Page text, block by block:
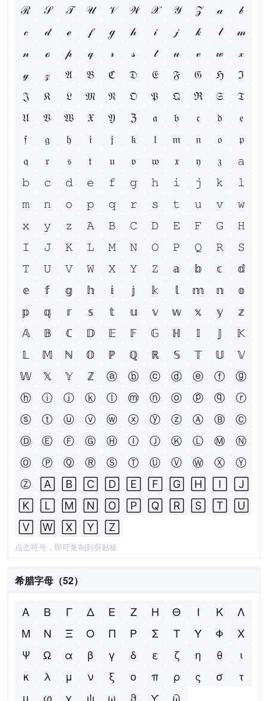
ℛ
𝒮 𝒯 𝒰 𝒱 𝒲 𝒳 𝒴 𝒵 𝒶
𝒷
𝒸
𝒹 ℯ 𝒻 ℊ 𝒽 𝒾 𝒿 𝓀 𝓁
𝓂
𝓃
ℴ 𝓅 𝓆 𝓇 𝓈 𝓉 𝓊 𝓋 𝓌
𝓍
𝓎
𝓏 𝔄 𝔅 ℭ 𝔇 𝔈 𝔉 𝔊 ℌ
ℑ
𝔍
𝔎 𝔏 𝔐 𝔑 𝔒 𝔓 𝔔 ℜ 𝔖
𝔗
𝔘
𝔙 𝔚 𝔛 𝔜 ℨ 𝔞 𝔟 𝔠 𝔡
𝔢
𝔣
𝔤 𝔥 𝔦 𝔧 𝔨 𝔩 𝔪 𝔫 𝔬
𝔭
𝔮
𝔯 𝔰 𝔱 𝔲 𝔳 𝔴 𝔵 𝔶 𝔷
𝚊
𝚋
𝚌 𝚍 𝚎 𝚏 𝚐 𝚑 𝚒 𝚓 𝚔
𝚕
𝚖
𝚗 𝚘 𝚙 𝚚 𝚛 𝚜 𝚝 𝚞 𝚟
𝚠
𝚡
𝚢 𝚣 𝙰 𝙱 𝙲 𝙳 𝙴 𝙵 𝙶
𝙷
𝙸
𝙹 𝙺 𝙻 𝙼 𝙽 𝙾 𝙿 𝚀 𝚁
𝚂
𝚃
𝚄 𝚅 𝚆 𝚇 𝚈 𝚉 𝕒 𝕓 𝕔
𝕕
𝕖
𝕗 𝕘 𝕙 𝕚 𝕛 𝕜 𝕝 𝕞 𝕟
𝕠
𝕡
𝕢 𝕣 𝕤 𝕥 𝕦 𝕧 𝕨 𝕩 𝕪
𝕫
𝔸
𝔹 ℂ 𝔻 𝔼 𝔽 𝔾 ℍ 𝕀 𝕁
𝕂
𝕃
𝕄 ℕ 𝕆 ℙ ℚ ℝ 𝕊 𝕋 𝕌
𝕍
𝕎
𝕏 𝕐 ℤ ⓐ ⓑ ⓒ ⓓ ⓔ ⓕ
ⓖ
ⓗ
ⓘ ⓙ ⓚ ⓛ ⓜ ⓝ ⓞ ⓟ ⓠ
ⓡ
ⓢ
ⓣ ⓤ ⓥ ⓦ ⓧ ⓨ ⓩ Ⓐ Ⓑ
Ⓒ
Ⓓ
Ⓔ Ⓕ Ⓖ Ⓗ Ⓘ Ⓙ Ⓚ Ⓛ Ⓜ
Ⓝ
Ⓞ
Ⓟ Ⓠ Ⓡ Ⓢ Ⓣ Ⓤ Ⓥ Ⓦ Ⓧ
Ⓨ
Ⓩ 🄰 🄱 🄲 🄳 🄴 🄵 🄶 🄷 🄸 🄹
🄺 🄻 🄼 🄽 🄾 🄿 🅀 🅁 🅂 🅃 🅄
🅅 🅆 🅇 🅈 🅉
点击符号，即可复制到剪贴板
希腊字母（52）
Α Β Γ Δ Ε Ζ Η Θ Ι Κ
Λ
Μ
Ν Ξ Ο Π Ρ Σ Τ Υ Φ
Χ
Ψ
Ω α β γ δ ε ζ η θ
ι
κ
λ μ ν ξ ο π ρ ς σ
τ
υ
φ χ ψ ω ϑ ϒ ϖ